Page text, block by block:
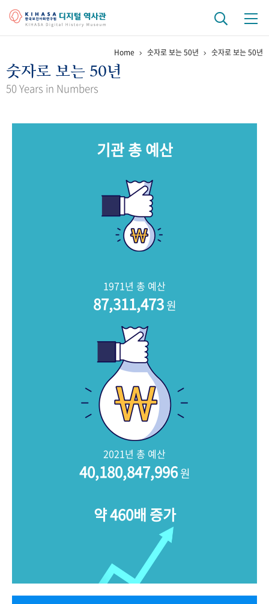
걸어온 길 기관 변천사 역대 기관장
키워드로 보는 연구 역사
문서 기록물 행정박물
Home 숫자로 보는 50년 숫자로 보는 50년
숫자로 보는 50년
50 Years in Numbers
기관 총 예산
1971년 총 예산
87,311,473원
2021년 총 예산
40,180,847,996원
약 460배 증가